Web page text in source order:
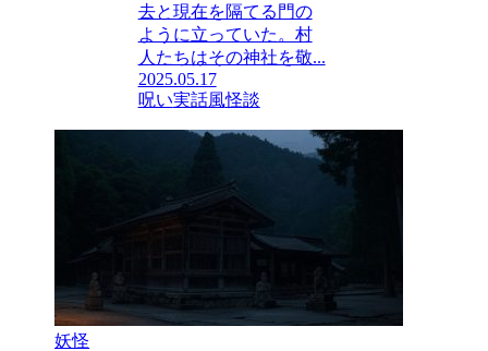
去と現在を隔てる門の
ように立っていた。村
人たちはその神社を敬...
2025.05.17
呪い実話風怪談
妖怪